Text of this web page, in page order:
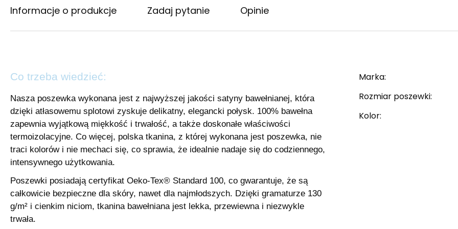
Informacje o produkcje Zadaj pytanie Opinie
Co trzeba wiedzieć:
Nasza poszewka wykonana jest z najwyższej jakości satyny bawełnianej, która
dzięki atłasowemu splotowi zyskuje delikatny, elegancki połysk. 100% bawełna
zapewnia wyjątkową miękkość i trwałość, a także doskonałe właściwości
termoizolacyjne. Co więcej, polska tkanina, z której wykonana jest poszewka, nie
traci kolorów i nie mechaci się, co sprawia, że idealnie nadaje się do codziennego,
intensywnego użytkowania.
Poszewki posiadają certyfikat Oeko-Tex® Standard 100, co gwarantuje, że są
całkowicie bezpieczne dla skóry, nawet dla najmłodszych. Dzięki gramaturze 130
g/m² i cienkim niciom, tkanina bawełniana jest lekka, przewiewna i niezwykle
trwała.
Marka
Rozmiar poszewki
Kolor